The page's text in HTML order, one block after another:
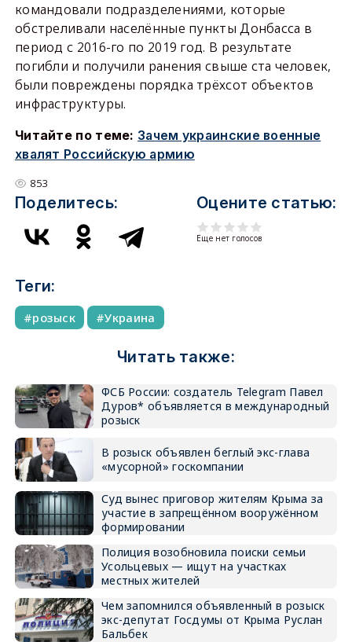
командовали подразделениями, которые
обстреливали населённые пункты Донбасса в
период с 2016-го по 2019 год. В результате
погибли и получили ранения свыше ста человек,
были повреждены порядка трёхсот объектов
инфраструктуры.
Читайте по теме: Зачем украинские военные
хвалят Российскую армию
853
Поделитесь: Оцените статью:
Еще нет голосов
Теги:
розыск Украина
Читать также:
ФСБ России: создатель Telegram Павел
Дуров* объявляется в международный
розыск
В розыск объявлен беглый экс-глава
«мусорной» госкомпании
Суд вынес приговор жителям Крыма за
участие в запрещённом вооружённом
формировании
Полиция возобновила поиски семьи
Усольцевых — ищут на участках
местных жителей
Чем запомнился объявленный в розыск
экс-депутат Госдумы от Крыма Руслан
Бальбек